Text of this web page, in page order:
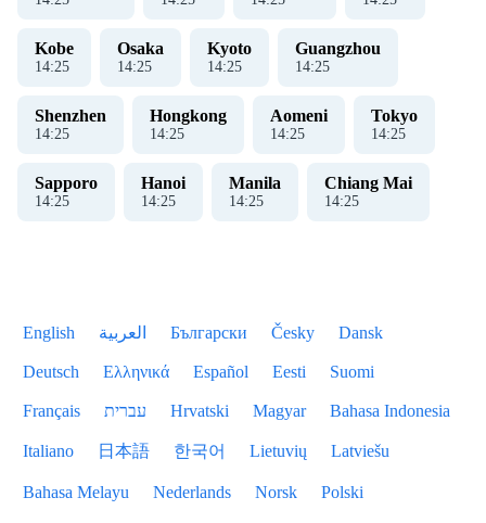
Kobe
14:26
Osaka
14:26
Kyoto
14:26
Guangzhou
14:26
Shenzhen
14:26
Hongkong
14:26
Aomeni
14:26
Tokyo
14:26
Sapporo
14:26
Hanoi
14:26
Manila
14:26
Chiang Mai
14:26
English العربية Български Česky Dansk
Deutsch Ελληνικά Español Eesti Suomi
Français עברית Hrvatski Magyar Bahasa Indonesia
Italiano 日本語 한국어 Lietuvių Latviešu
Bahasa Melayu Nederlands Norsk Polski